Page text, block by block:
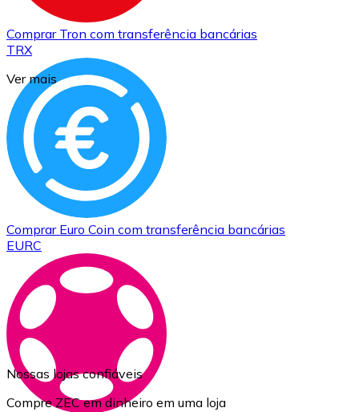
Comprar Tron com transferência bancárias
TRX
Comprar Euro Coin com transferência bancárias
EURC
Ver mais
Nossas lojas confiáveis
Compre ZEC em dinheiro em uma loja